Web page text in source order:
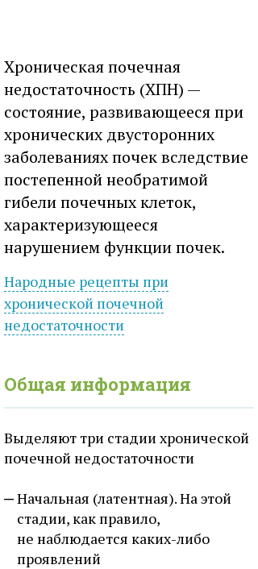
Хроническая почечная
недостаточность (ХПН) —
состояние, развивающееся при
хронических двусторонних
заболеваниях почек вследствие
постепенной необратимой
гибели почечных клеток,
характеризующееся
нарушением функции почек.
Народные рецепты при
хронической почечной
недостаточности
Общая информация
Выделяют три стадии хронической
почечной недостаточности
Начальная (латентная). На этой
стадии, как правило,
не наблюдается каких-либо
проявлений